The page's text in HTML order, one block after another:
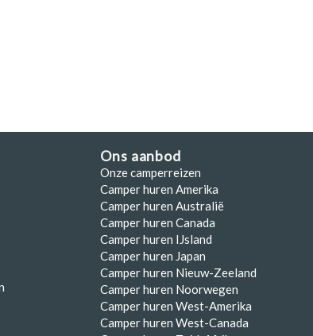
Ons aanbod
Onze camperreizen
Camper huren Amerika
Camper huren Australië
Camper huren Canada
Camper huren IJsland
Camper huren Japan
Camper huren Nieuw-Zeeland
Camper huren Noorwegen
Camper huren West-Amerika
Camper huren West-Canada